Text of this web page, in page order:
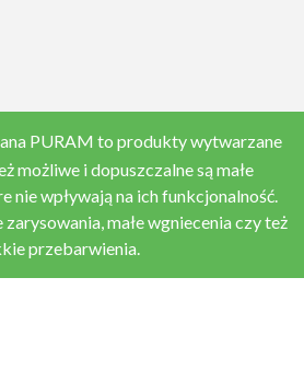
PURAM to produkty wytwarzane
możliwe i dopuszczalne są małe
nie wpływają na ich funkcjonalność.
małe wgniecenia czy też
przebarwienia.